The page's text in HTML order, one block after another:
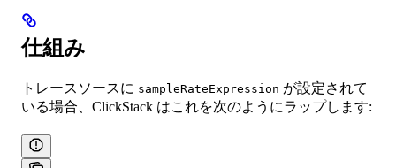
仕組み
トレースソースに sampleRateExpression が設定されて
いる場合、ClickStack はこれを次のようにラップします: